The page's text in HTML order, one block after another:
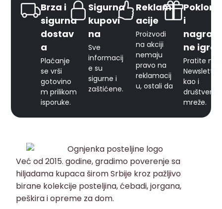
Brza i
sigurna
dostav
a
Plaćanje
se vrši
gotovino
m prilikom
isporuke.
Sigurna
kupovi
na
Sve
informacij
e su
sigurne i
zaštićene.
Reklam
acije
Proizvodi
na akciji
nemaju
pravo na
reklamacij
u, ostali da
Pokloni
i
nagrad
ne igre
Pratite naš
Newsletter
kao i
društvene
mreže.
Već od 2015. godine, gradimo poverenje sa
hiljadama kupaca širom Srbije kroz pažljivo
birane kolekcije posteljina, ćebadi, jorgana,
peškira i opreme za dom.